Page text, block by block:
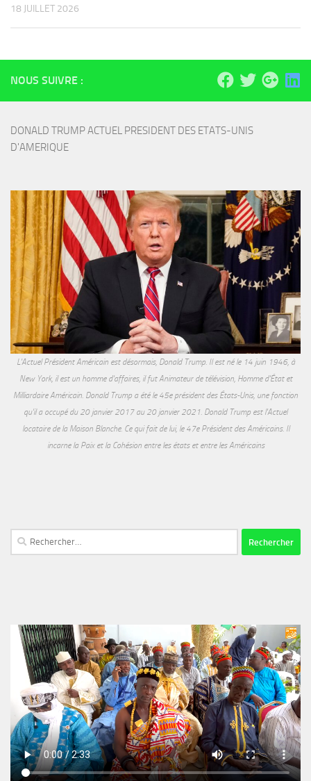
18 JUILLET 2026
NOUS SUIVRE :
DONALD TRUMP ACTUEL PRESIDENT DES ETATS-UNIS
D'AMERIQUE
L'Actuel Président Américain est désormais, Donald Trump. Il est né le 14 juin 1946, à
New York, il est un homme d'affaires, il fut Animateur de télévision, Homme d'État et
Milliardaire Américain. Donald Trump a été le 45e président des États-Unis, une fonction
qu'il a occupé du 20 janvier 2017 au 20 janvier 2021. Donald Trump est l'Actuel
locataire de la Maison Blanche. Ce qui fait de lui, le 47e Président des Américains. Il
incarne la Paix et la Cohésion entre les états et entre les Américains
Rechercher :